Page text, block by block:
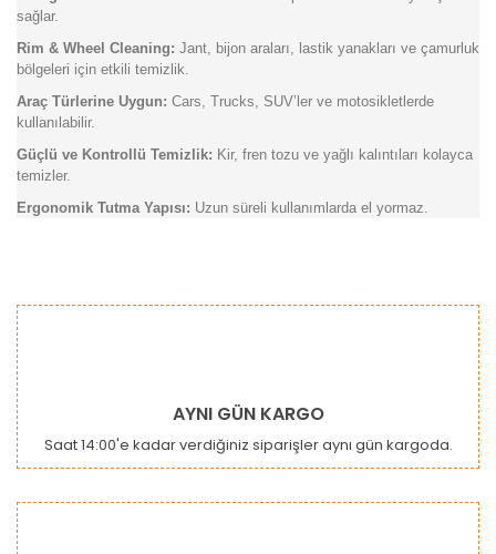
sağlar.
Rim & Wheel Cleaning: Jant, bijon araları, lastik yanakları ve çamurluk
bölgeleri için etkili temizlik.
Araç Türlerine Uygun: Cars, Trucks, SUV’ler ve motosikletlerde
kullanılabilir.
Güçlü ve Kontrollü Temizlik: Kir, fren tozu ve yağlı kalıntıları kolayca
temizler.
Ergonomik Tutma Yapısı: Uzun süreli kullanımlarda el yormaz.
Bu ürüne ilk yorumu siz yapın!
Ürün açıklamasında eksik bilgiler bulunuyor.
Ürün bilgilerinde hatalar bulunuyor.
AYNI GÜN KARGO
Saat 14:00'e kadar verdiğiniz siparişler aynı gün kargoda.